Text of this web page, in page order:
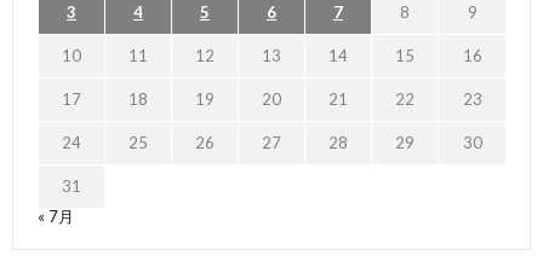
3 4 5 6 7 8 9
10 11 12 13 14 15 16
17 18 19 20 21 22 23
24 25 26 27 28 29 30
31
« 7月